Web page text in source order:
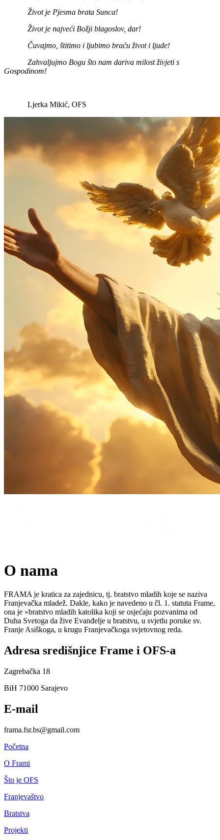
Život je Pjesma brata Sunca!
Život je najveći Božji blagoslov, dar!
Čuvajmo, štitimo i ljubimo braću život i ljude!
Zahvaljujmo Bogu što nam dariva milost živjeti s
Gospodinom!
Ljerka Mikić, OFS
O nama
FRAMA je kratica za zajednicu, tj. bratstvo mladih koje se naziva
Franjevačka mladež. Dakle, kako je navedeno u čl. 1. statuta Frame,
ona je »bratstvo mladih katolika koji se osjećaju pozvanima od
Duha Svetoga da žive Evanđelje u bratstvu, u svjetlu poruke sv.
Franje Asiškoga, u krugu Franjevačkoga svjetovnog reda.
Adresa središnjice Frame i OFS-a
Zagrebačka 18
BiH 71000 Sarajevo
E-mail
frama.fsr.bs@gmail.com
Početna
O Frami
Što je OFS
Franjevaštvo
Bratstva
Projekti